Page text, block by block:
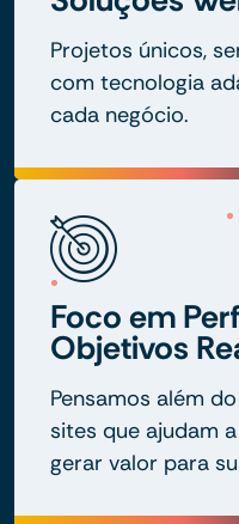
Projetos únicos,
com tecnologia
cada negócio.
Foco em
Objetivos
Pensamos além
sites que ajudam
gerar valor para